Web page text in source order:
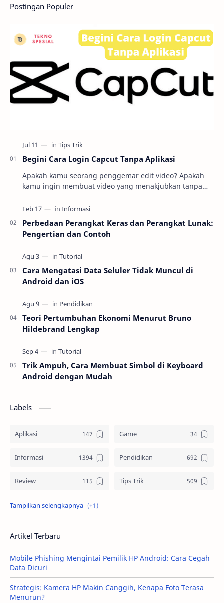
Postingan Populer
Begini Cara Login Capcut Tanpa Aplikasi
Apakah kamu seorang penggemar edit video? Apakah
kamu ingin membuat video yang menakjubkan tanpa
editin…
Perbedaan Perangkat Keras dan Perangkat Lunak:
Pengertian dan Contoh
Cara Mengatasi Data Seluler Tidak Muncul di
Android dan iOS
Teori Pertumbuhan Ekonomi Menurut Bruno
Hildebrand Lengkap
Trik Ampuh, Cara Membuat Simbol di Keyboard
Android dengan Mudah
Labels
Aplikasi Game
Informasi Pendidikan
Review Tips Trik
Tutorial
Artikel Terbaru
Mobile Phishing Mengintai Pemilik HP Android: Cara Cegah
Data Dicuri
Strategis: Kamera HP Makin Canggih, Kenapa Foto Terasa
Menurun?